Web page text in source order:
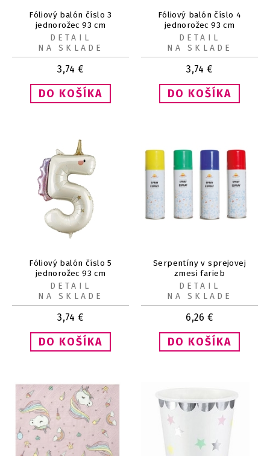
Fóliový balón číslo 3
jednorožec 93 cm
3,74 €
DETAIL
NA SKLADE
Fóliový balón číslo 4
jednorožec 93 cm
3,74 €
DETAIL
NA SKLADE
Fóliový balón číslo 5
jednorožec 93 cm
3,74 €
DETAIL
NA SKLADE
Serpentíny v sprejovej
zmesi farieb
6,26 €
DETAIL
NA SKLADE